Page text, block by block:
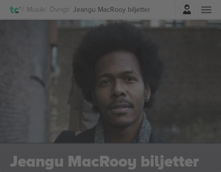
Musik Övrigt Jeangu MacRooy biljetter
Logga in
Jeangu MacRooy biljetter